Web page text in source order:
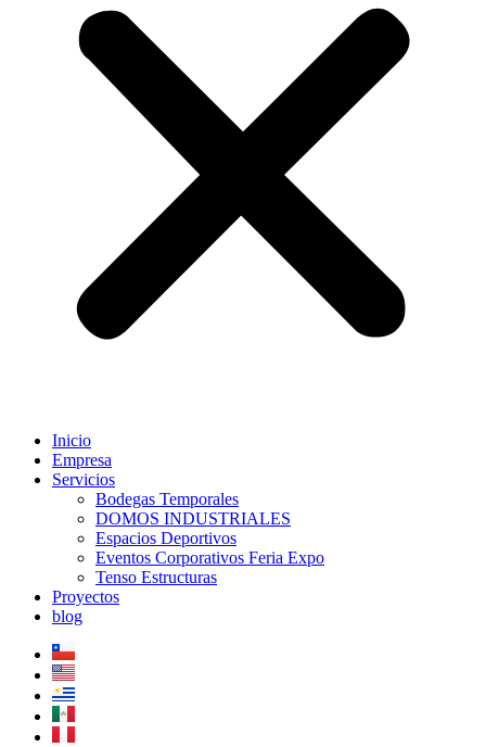
Inicio
Empresa
Servicios
Bodegas Temporales
DOMOS INDUSTRIALES
Espacios Deportivos
Eventos Corporativos Feria Expo
Tenso Estructuras
Proyectos
blog